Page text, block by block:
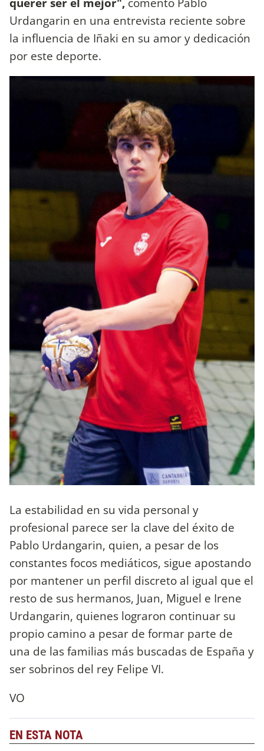
Urdangarin en una entrevista reciente sobre
la influencia de Iñaki en su amor y dedicación
por este deporte.
La estabilidad en su vida personal y
profesional parece ser la clave del éxito de
Pablo Urdangarin, quien, a pesar de los
constantes focos mediáticos, sigue apostando
por mantener un perfil discreto al igual que el
resto de sus hermanos, Juan, Miguel e Irene
Urdangarin, quienes lograron continuar su
propio camino a pesar de formar parte de
una de las familias más buscadas de España y
ser sobrinos del rey Felipe VI.
VO
EN ESTA NOTA